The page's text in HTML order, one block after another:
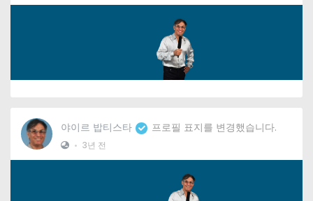
야이르 밥티스타 프로필 표지를 변경했습니다.
• 3년 전